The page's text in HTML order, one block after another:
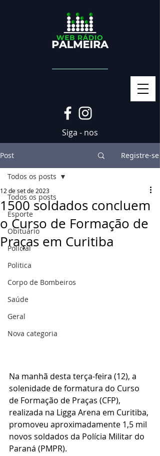
Siga - nos
Post Registre-se
Todos os posts
Esporte
Obituário
Policial
Politica
Corpo de Bombeiros
Saúde
Geral
Nova categoria
Todos os posts
1500 soldados concluem
o Curso de Formação de
Praças em Curitiba
12 de set de 2023
Na manhã desta terça-feira (12), a
solenidade de formatura do Curso
de Formação de Praças (CFP),
realizada na Ligga Arena em Curitiba,
promoveu aproximadamente 1,5 mil
novos soldados da Polícia Militar do
Paraná (PMPR).